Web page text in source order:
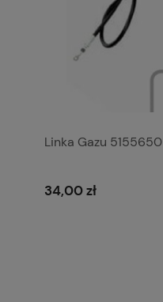
Linka Gazu 5155650
34,00 zł